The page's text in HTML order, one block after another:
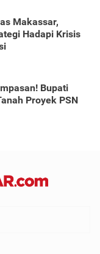
Makassar,
Hadapi Krisis
Bupati
Proyek PSN